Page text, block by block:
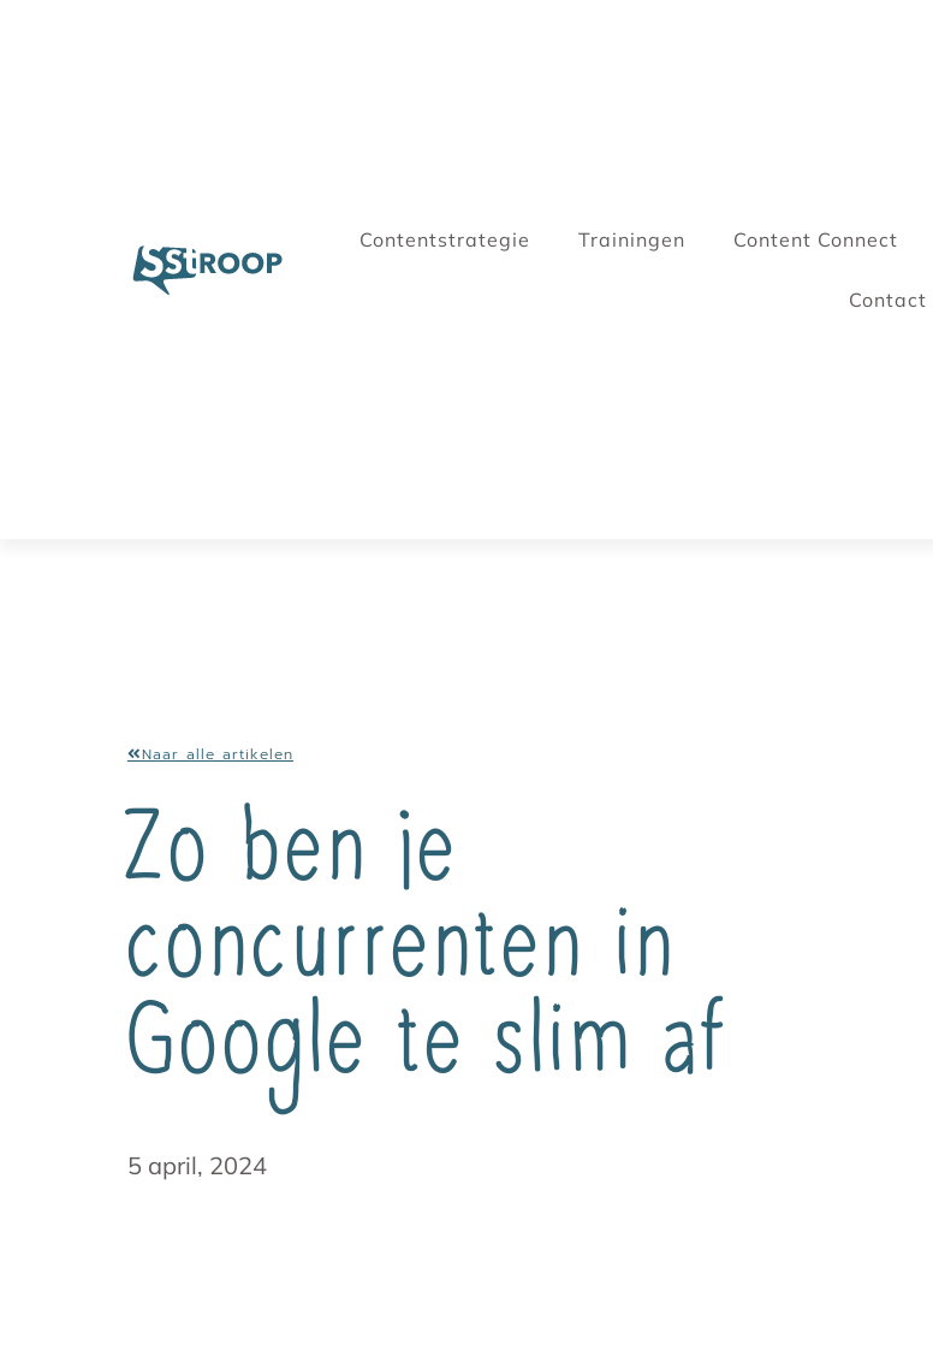
Contentstrategie Trainingen Content Connect
Contact
Naar alle artikelen
Zo ben je
concurrenten in
Google te slim af
5 april, 2024